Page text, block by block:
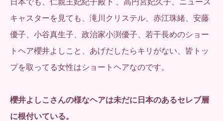
キャスターを見ても、滝川クリステル、赤江珠緒、安藤
優子、小谷真生子、政治家小渕優子、若干長めのショー
トヘア櫻井よしこと、あげだしたらキリがない、皆トッ
プを取ってる女性はショートヘアなのです。
櫻井よしこさんの様なヘアは未だに日本のあるセレブ層
に根付いている。